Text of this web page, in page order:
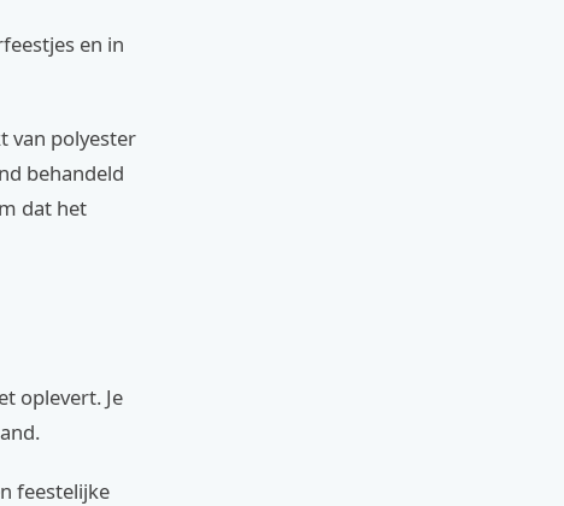
en in
van polyester
behandeld
dat het
oplevert. Je
feestelijke